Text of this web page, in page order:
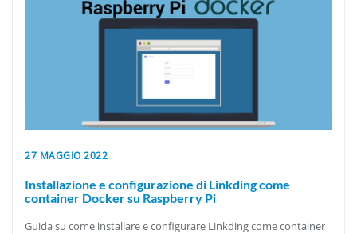
27 MAGGIO 2022
Installazione e configurazione di Linkding come
container Docker su Raspberry Pi
Guida su come installare e configurare Linkding come container